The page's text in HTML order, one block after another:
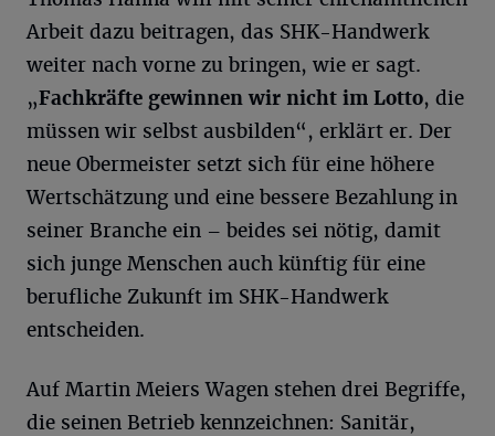
Arbeit dazu beitragen, das SHK-Handwerk
weiter nach vorne zu bringen, wie er sagt.
„Fachkräfte gewinnen wir nicht im Lotto, die
müssen wir selbst ausbilden“, erklärt er. Der
neue Obermeister setzt sich für eine höhere
Wertschätzung und eine bessere Bezahlung in
seiner Branche ein – beides sei nötig, damit
sich junge Menschen auch künftig für eine
berufliche Zukunft im SHK-Handwerk
entscheiden.
Auf Martin Meiers Wagen stehen drei Begriffe,
die seinen Betrieb kennzeichnen: Sanitär,